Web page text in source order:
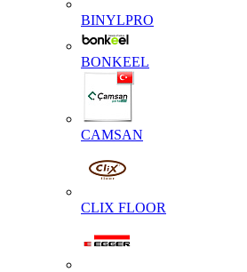
BINYLPRO
BONKEEL
CAMSAN
CLIX FLOOR